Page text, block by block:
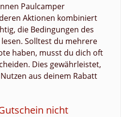
Paulcamper
Aktionen kombiniert
die Bedingungen des
Solltest du mehrere
haben, musst du dich oft
Dies gewährleistet,
aus deinem Rabatt
nicht